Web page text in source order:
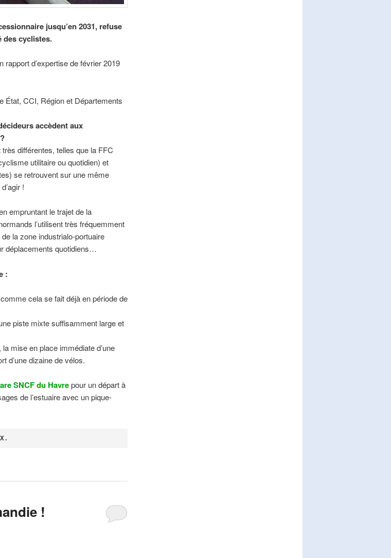
jusqu’en 2031, refuse
des cyclistes.
d’expertise de février 2019
État, CCI, Région et Départements
accèdent aux
différentes, telles que la FFC
utilitaire ou quotidien) et
se retrouvent sur une même
!
empruntant le trajet de la
l’utilisent très fréquemment
la zone industrialo-portuaire
déplacements quotidiens…
:
cela se fait déjà en période de
piste mixte suffisamment large et
mise en place immédiate d’une
d’une dizaine de vélos.
SNCF du Havrepour un départ à
de l’estuaire avec un pique-
!